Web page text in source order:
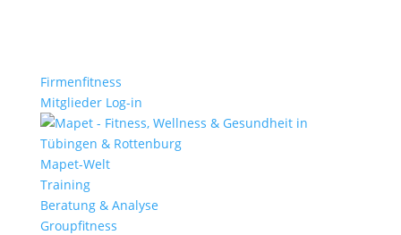
Firmenfitness
Mitglieder Log-in
Mapet-Welt
Training
Beratung & Analyse
Groupfitness